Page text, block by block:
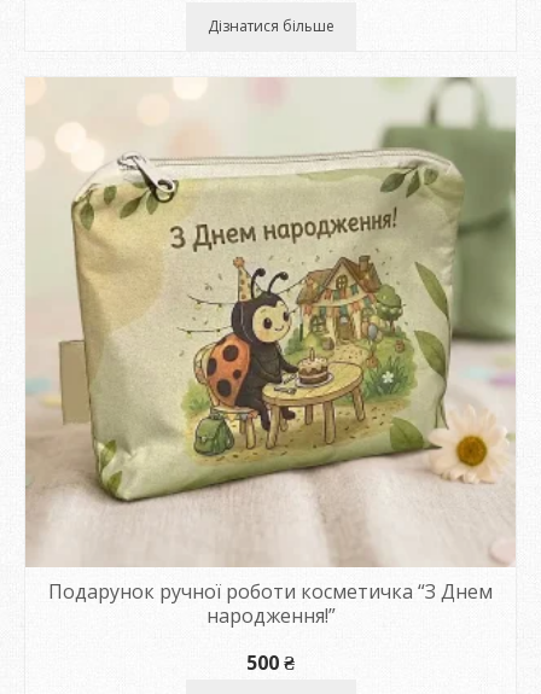
Дізнатися більше
Подарунок ручної роботи косметичка “З Днем
народження!”
500₴